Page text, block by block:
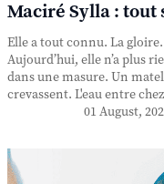
Maciré Sylla : tout
Elle a tout connu. La
Aujourd’hui, elle n’a plus
dans une masure. Un
crevassent. L'eau entre
01 August,